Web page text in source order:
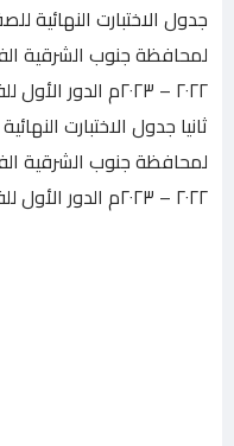
جدول الاختبارت
لمحافظة جنوب الشرقية
٢٠٢٢ – ٢٠٢٣م الدور الأول للفترة الصباحية
ثانيا جدول الاختبارت
لمحافظة جنوب الشرقية
٢٠٢٢ – ٢٠٢٣م الدور الأول للفترة المسائية